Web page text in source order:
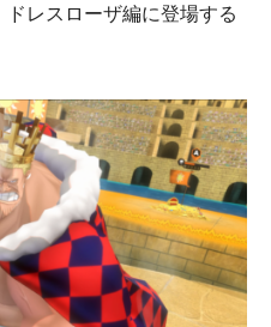
レスローザ編に登場する